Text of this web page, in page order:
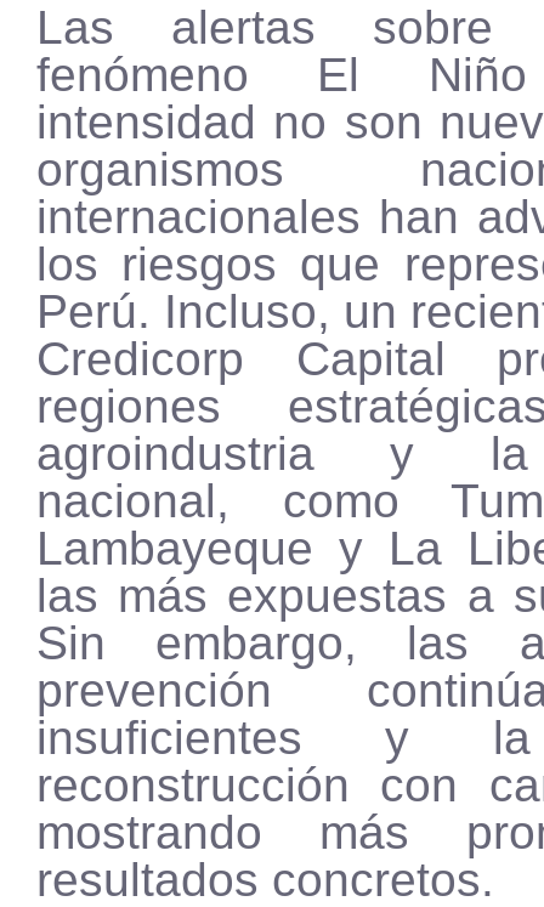
Las alertas sobre
fenómeno El
intensidad no son
organismos
internacionales han
los riesgos que
Perú. Incluso, un
Credicorp Capital
regiones
agroindustria y la
nacional, como
Lambayeque y La
las más expuestas a
Sin embargo, las
prevención
insuficientes y la
reconstrucción con
mostrando más
resultados concretos.